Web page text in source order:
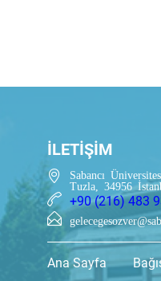
İLETİŞİM
Sabancı
Tuzla, 34956
+90 (216) 483
Ana Sayfa